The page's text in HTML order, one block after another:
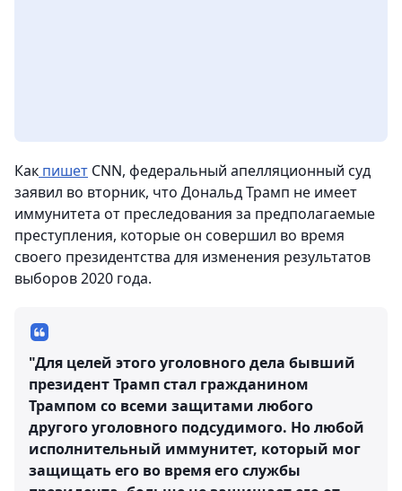
Как пишет CNN, федеральный апелляционный суд
заявил во вторник, что Дональд Трамп не имеет
иммунитета от преследования за предполагаемые
преступления, которые он совершил во время
своего президентства для изменения результатов
выборов 2020 года.
"Для целей этого уголовного дела бывший
президент Трамп стал гражданином
Трампом со всеми защитами любого
другого уголовного подсудимого. Но любой
исполнительный иммунитет, который мог
защищать его во время его службы